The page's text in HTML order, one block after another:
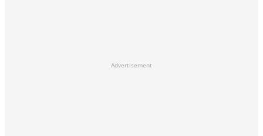
Advertisement